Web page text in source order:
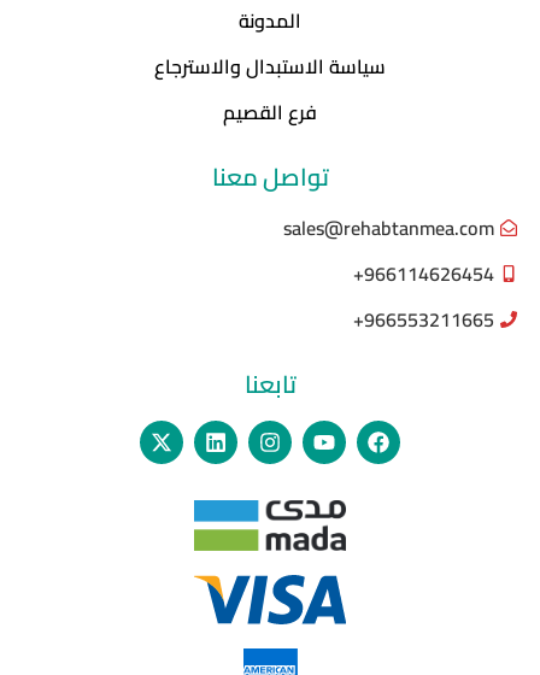
المدونة
سياسة الاستبدال والاسترجاع
فرع القصيم
تواصل معنا
sales@rehabtanmea.com
966114626454+
966553211665+
تابعنا